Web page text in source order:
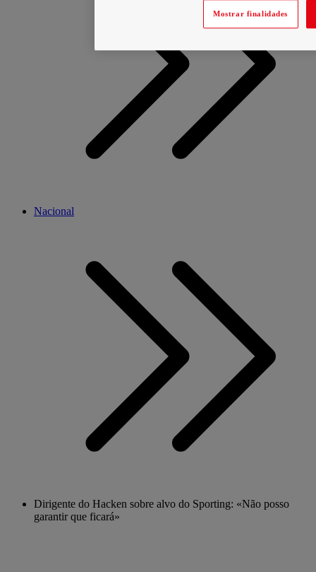
Nacional
Dirigente do Hacken sobre alvo do Sporting: «Não posso
garantir que ficará»
Mostrar finalidades